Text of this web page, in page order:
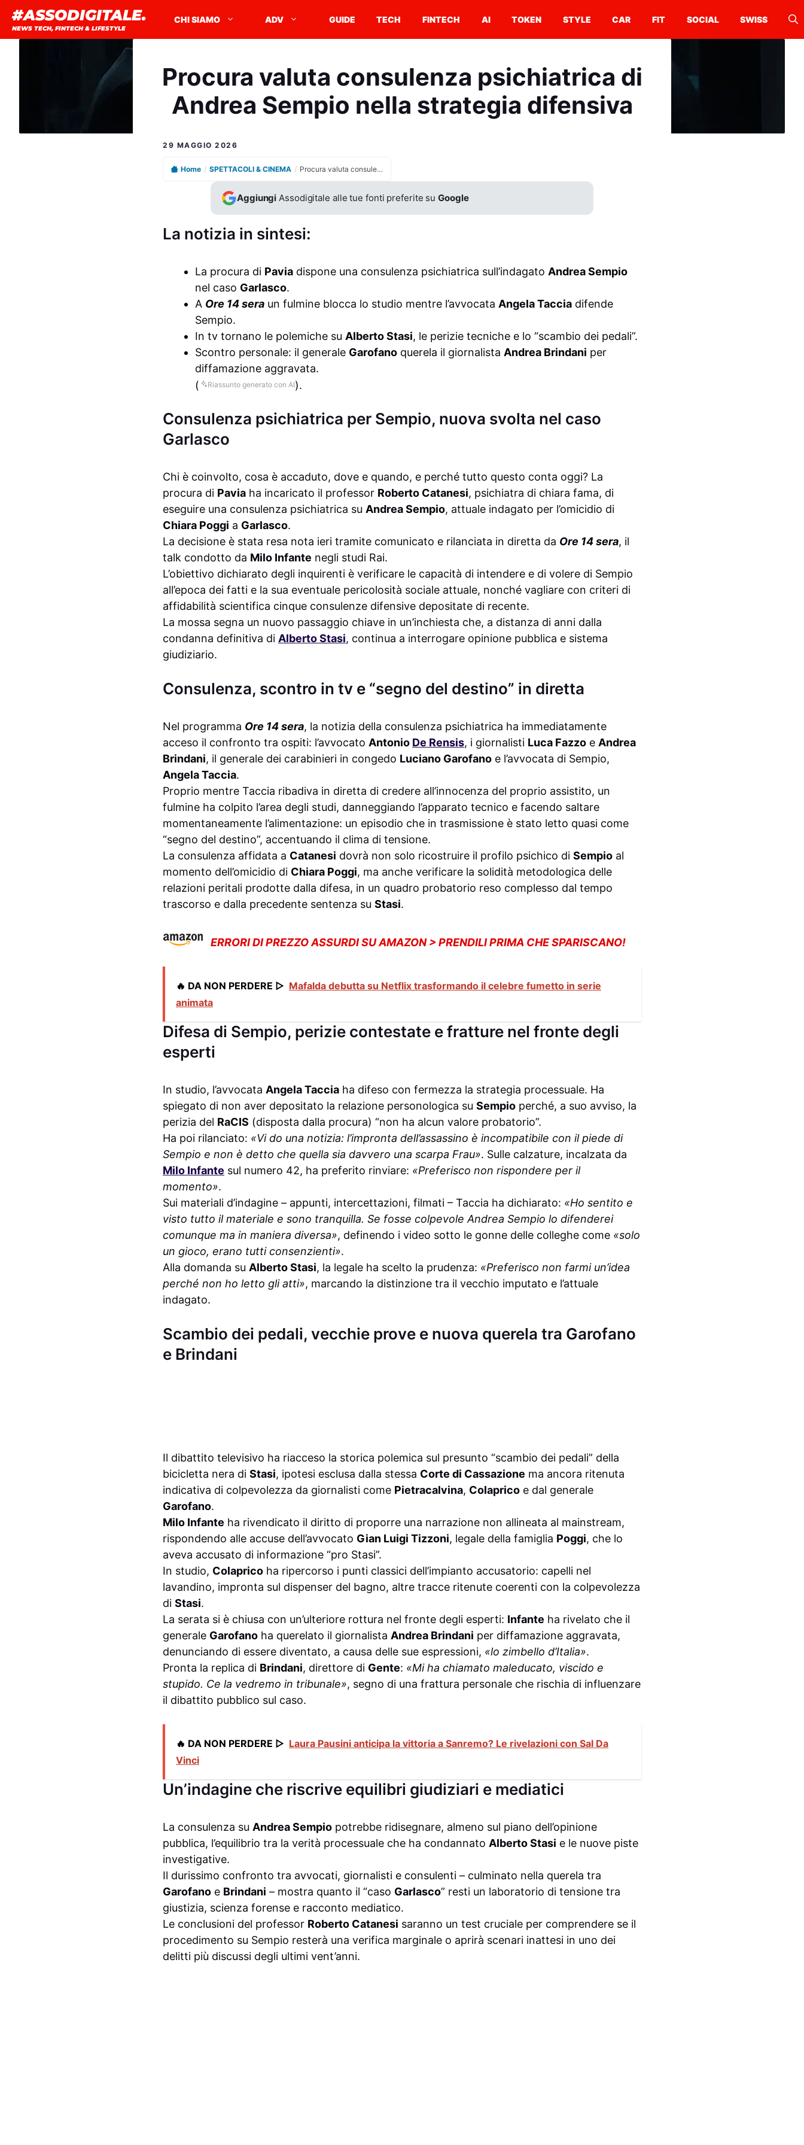
contenuto
#ASSODIGITALE.
NEWS TECH, FINTECH & LIFESTYLE
CHI SIAMO ADV GUIDE TECH FINTECH AI TOKEN STYLE CAR FIT SOCIAL SWISS
Procura valuta consulenza psichiatrica di
Andrea Sempio nella strategia difensiva
29 MAGGIO 2026
Home / SPETTACOLI & CINEMA / Procura valuta consulenza psichiatrica di Andrea Sempio nella strategia difensiva
Aggiungi Assodigitale alle tue fonti preferite suGoogle
La notizia in sintesi:
La procura di Pavia dispone una consulenza psichiatrica sull’indagato Andrea Sempio
nel caso Garlasco.
A Ore 14 sera un fulmine blocca lo studio mentre l’avvocata Angela Taccia difende
Sempio.
In tv tornano le polemiche su Alberto Stasi, le perizie tecniche e lo “scambio dei pedali”.
Scontro personale: il generale Garofano querela il giornalista Andrea Brindani per
diffamazione aggravata.
(
Riassunto generato con AI).
Consulenza psichiatrica per Sempio, nuova svolta nel caso
Garlasco
Chi è coinvolto, cosa è accaduto, dove e quando, e perché tutto questo conta oggi? La
procura di Pavia ha incaricato il professor Roberto Catanesi, psichiatra di chiara fama, di
eseguire una consulenza psichiatrica su Andrea Sempio, attuale indagato per l’omicidio di
Chiara Poggi a Garlasco.
La decisione è stata resa nota ieri tramite comunicato e rilanciata in diretta da Ore 14 sera, il
talk condotto da Milo Infante negli studi Rai.
L’obiettivo dichiarato degli inquirenti è verificare le capacità di intendere e di volere di Sempio
all’epoca dei fatti e la sua eventuale pericolosità sociale attuale, nonché vagliare con criteri di
affidabilità scientifica cinque consulenze difensive depositate di recente.
La mossa segna un nuovo passaggio chiave in un’inchiesta che, a distanza di anni dalla
condanna definitiva di Alberto Stasi, continua a interrogare opinione pubblica e sistema
giudiziario.
Consulenza, scontro in tv e “segno del destino” in diretta
Nel programma Ore 14 sera, la notizia della consulenza psichiatrica ha immediatamente
acceso il confronto tra ospiti: l’avvocato Antonio De Rensis, i giornalisti Luca Fazzo e Andrea
Brindani, il generale dei carabinieri in congedo Luciano Garofano e l’avvocata di Sempio,
Angela Taccia.
Proprio mentre Taccia ribadiva in diretta di credere all’innocenza del proprio assistito, un
fulmine ha colpito l’area degli studi, danneggiando l’apparato tecnico e facendo saltare
momentaneamente l’alimentazione: un episodio che in trasmissione è stato letto quasi come
“segno del destino”, accentuando il clima di tensione.
La consulenza affidata a Catanesi dovrà non solo ricostruire il profilo psichico di Sempio al
momento dell’omicidio di Chiara Poggi, ma anche verificare la solidità metodologica delle
relazioni peritali prodotte dalla difesa, in un quadro probatorio reso complesso dal tempo
trascorso e dalla precedente sentenza su Stasi.
ERRORI DI PREZZO ASSURDI SU AMAZON > PRENDILI PRIMA CHE SPARISCANO!
🔥 DA NON PERDERE ▷ Mafalda debutta su Netflix trasformando il celebre fumetto in serie
animata
Difesa di Sempio, perizie contestate e fratture nel fronte degli
esperti
In studio, l’avvocata Angela Taccia ha difeso con fermezza la strategia processuale. Ha
spiegato di non aver depositato la relazione personologica su Sempio perché, a suo avviso, la
perizia del RaCIS (disposta dalla procura) “non ha alcun valore probatorio”.
Ha poi rilanciato: «Vi do una notizia: l’impronta dell’assassino è incompatibile con il piede di
Sempio e non è detto che quella sia davvero una scarpa Frau». Sulle calzature, incalzata da
Milo Infante sul numero 42, ha preferito rinviare: «Preferisco non rispondere per il
momento».
Sui materiali d’indagine – appunti, intercettazioni, filmati – Taccia ha dichiarato: «Ho sentito e
visto tutto il materiale e sono tranquilla. Se fosse colpevole Andrea Sempio lo difenderei
comunque ma in maniera diversa», definendo i video sotto le gonne delle colleghe come «solo
un gioco, erano tutti consenzienti».
Alla domanda su Alberto Stasi, la legale ha scelto la prudenza: «Preferisco non farmi un’idea
perché non ho letto gli atti», marcando la distinzione tra il vecchio imputato e l’attuale
indagato.
Scambio dei pedali, vecchie prove e nuova querela tra Garofano
e Brindani
Il dibattito televisivo ha riacceso la storica polemica sul presunto “scambio dei pedali” della
bicicletta nera di Stasi, ipotesi esclusa dalla stessa Corte di Cassazione ma ancora ritenuta
indicativa di colpevolezza da giornalisti come Pietracalvina, Colaprico e dal generale
Garofano.
Milo Infante ha rivendicato il diritto di proporre una narrazione non allineata al mainstream,
rispondendo alle accuse dell’avvocato Gian Luigi Tizzoni, legale della famiglia Poggi, che lo
aveva accusato di informazione “pro Stasi”.
In studio, Colaprico ha ripercorso i punti classici dell’impianto accusatorio: capelli nel
lavandino, impronta sul dispenser del bagno, altre tracce ritenute coerenti con la colpevolezza
di Stasi.
La serata si è chiusa con un’ulteriore rottura nel fronte degli esperti: Infante ha rivelato che il
generale Garofano ha querelato il giornalista Andrea Brindani per diffamazione aggravata,
denunciando di essere diventato, a causa delle sue espressioni, «lo zimbello d’Italia».
Pronta la replica di Brindani, direttore di Gente: «Mi ha chiamato maleducato, viscido e
stupido. Ce la vedremo in tribunale», segno di una frattura personale che rischia di influenzare
il dibattito pubblico sul caso.
🔥 DA NON PERDERE ▷ Laura Pausini anticipa la vittoria a Sanremo? Le rivelazioni con Sal Da
Vinci
Un’indagine che riscrive equilibri giudiziari e mediatici
La consulenza su Andrea Sempio potrebbe ridisegnare, almeno sul piano dell’opinione
pubblica, l’equilibrio tra la verità processuale che ha condannato Alberto Stasi e le nuove piste
investigative.
Il durissimo confronto tra avvocati, giornalisti e consulenti – culminato nella querela tra
Garofano e Brindani – mostra quanto il “caso Garlasco” resti un laboratorio di tensione tra
giustizia, scienza forense e racconto mediatico.
Le conclusioni del professor Roberto Catanesi saranno un test cruciale per comprendere se il
procedimento su Sempio resterà una verifica marginale o aprirà scenari inattesi in uno dei
delitti più discussi degli ultimi vent’anni.